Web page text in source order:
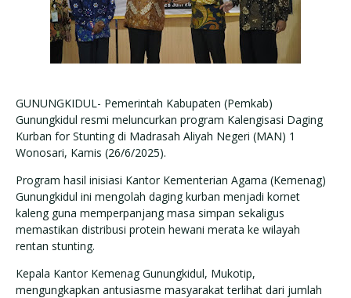
GUNUNGKIDUL- Pemerintah Kabupaten (Pemkab)
Gunungkidul resmi meluncurkan program Kalengisasi Daging
Kurban for Stunting di Madrasah Aliyah Negeri (MAN) 1
Wonosari, Kamis (26/6/2025).
Program hasil inisiasi Kantor Kementerian Agama (Kemenag)
Gunungkidul ini mengolah daging kurban menjadi kornet
kaleng guna memperpanjang masa simpan sekaligus
memastikan distribusi protein hewani merata ke wilayah
rentan stunting.
Kepala Kantor Kemenag Gunungkidul, Mukotip,
mengungkapkan antusiasme masyarakat terlihat dari jumlah